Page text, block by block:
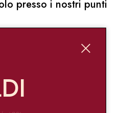
presso i nostri punti